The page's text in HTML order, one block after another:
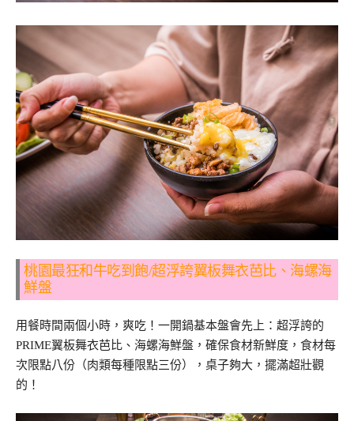
桃園最狂和牛吃到飽/超浮誇翼板舞衣芭比、海螺海
鮮盤
用餐時間兩個小時，爽吃！一開鍋基本盤會先上：超浮誇的
PRIME翼板舞衣芭比、海螺海鮮盤，確保食材新鮮度，食材每
次限點八份（肉類每種限點三份），桌子夠大，擺滿超壯觀
的！